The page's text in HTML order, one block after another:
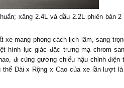
xăng 2.4L và dầu 2.2L phiên bản 2
xe mang phong cách lịch lãm, sang
hình lục giác đặc trưng mạ chrom
đi cùng gương chiếu hậu chỉnh điện
Dài x Rộng x Cao của xe lần lượt